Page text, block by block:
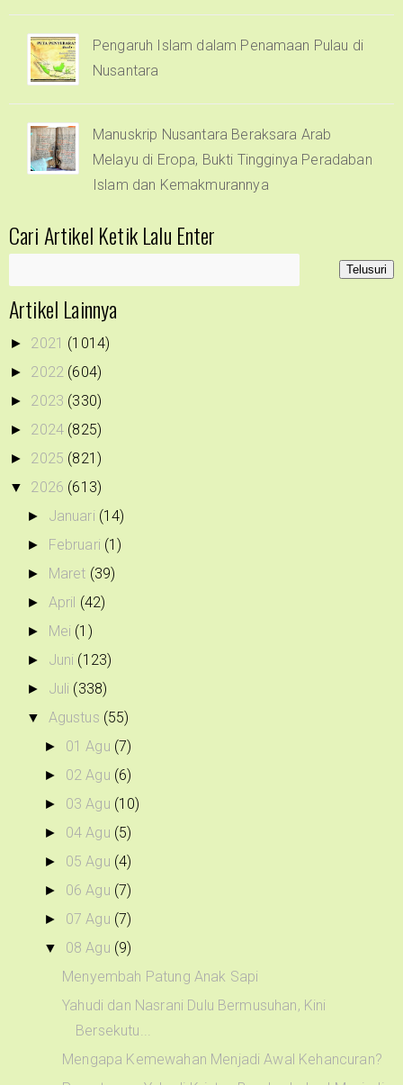
Pengaruh Islam dalam Penamaan Pulau di
Nusantara
Manuskrip Nusantara Beraksara Arab
Melayu di Eropa, Bukti Tingginya Peradaban
Islam dan Kemakmurannya
Cari Artikel Ketik Lalu Enter
Artikel Lainnya
► 2021 (1014)
► 2022 (604)
► 2023 (330)
► 2024 (825)
► 2025 (821)
▼ 2026 (613)
► Januari (14)
► Februari (1)
► Maret (39)
► April (42)
► Mei (1)
► Juni (123)
► Juli (338)
▼ Agustus (55)
► 01 Agu (7)
► 02 Agu (6)
► 03 Agu (10)
► 04 Agu (5)
► 05 Agu (4)
► 06 Agu (7)
► 07 Agu (7)
▼ 08 Agu (9)
Menyembah Patung Anak Sapi
Yahudi dan Nasrani Dulu Bermusuhan, Kini
Bersekutu...
Mengapa Kemewahan Menjadi Awal Kehancuran?